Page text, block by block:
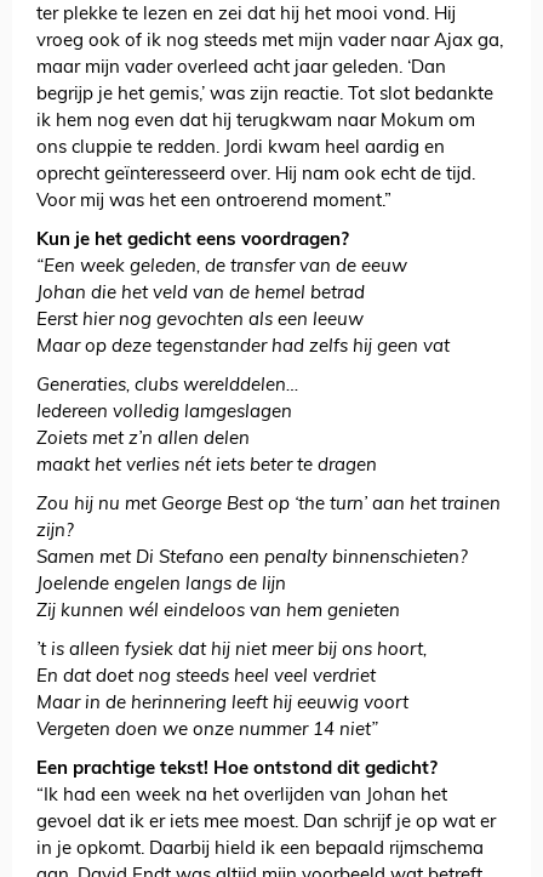
ter plekke te lezen en zei dat hij het mooi vond. Hij
vroeg ook of ik nog steeds met mijn vader naar Ajax ga,
maar mijn vader overleed acht jaar geleden. ‘Dan
begrijp je het gemis,’ was zijn reactie. Tot slot bedankte
ik hem nog even dat hij terugkwam naar Mokum om
ons cluppie te redden. Jordi kwam heel aardig en
oprecht geïnteresseerd over. Hij nam ook echt de tijd.
Voor mij was het een ontroerend moment.”
Kun je het gedicht eens voordragen?
“Een week geleden, de transfer van de eeuw
Johan die het veld van de hemel betrad
Eerst hier nog gevochten als een leeuw
Maar op deze tegenstander had zelfs hij geen vat
Generaties, clubs werelddelen…
Iedereen volledig lamgeslagen
Zoiets met z’n allen delen
maakt het verlies nét iets beter te dragen
Zou hij nu met George Best op ‘the turn’ aan het trainen
zijn?
Samen met Di Stefano een penalty binnenschieten?
Joelende engelen langs de lijn
Zij kunnen wél eindeloos van hem genieten
’t is alleen fysiek dat hij niet meer bij ons hoort,
En dat doet nog steeds heel veel verdriet
Maar in de herinnering leeft hij eeuwig voort
Vergeten doen we onze nummer 14 niet”
Een prachtige tekst! Hoe ontstond dit gedicht?
“Ik had een week na het overlijden van Johan het
gevoel dat ik er iets mee moest. Dan schrijf je op wat er
in je opkomt. Daarbij hield ik een bepaald rijmschema